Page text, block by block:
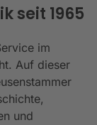
seit 1965
im
Auf dieser
und